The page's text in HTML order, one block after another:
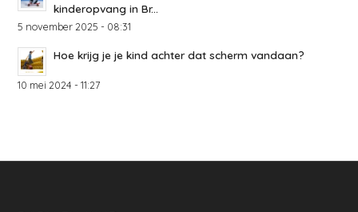
kinderopvang in Br...
5 november 2025 - 08:31
Hoe krijg je je kind achter dat scherm vandaan?
10 mei 2024 - 11:27